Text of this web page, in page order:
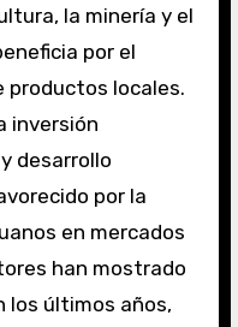
la minería y el
por el
productos locales.
inversión
desarrollo
por la
en mercados
han mostrado
los últimos años,